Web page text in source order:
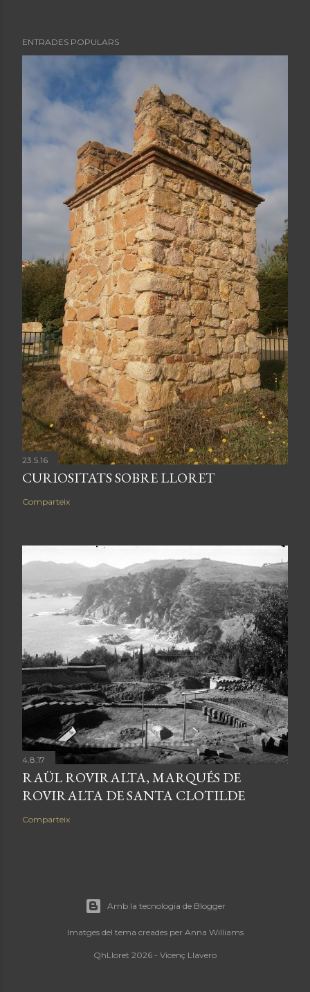
ENTRADES POPULARS
23.5.16
CURIOSITATS SOBRE LLORET
Comparteix
4.8.17
RAÜL ROVIRALTA, MARQUÉS DE
ROVIRALTA DE SANTA CLOTILDE
Comparteix
Amb la tecnologia de Blogger
Imatges del tema creades per Anna Williams
QhLloret 2026 - Vicenç Llavero